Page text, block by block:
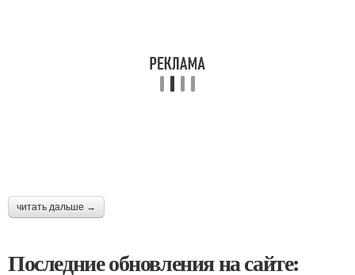
читать дальше →
Последние обновления на сайте: